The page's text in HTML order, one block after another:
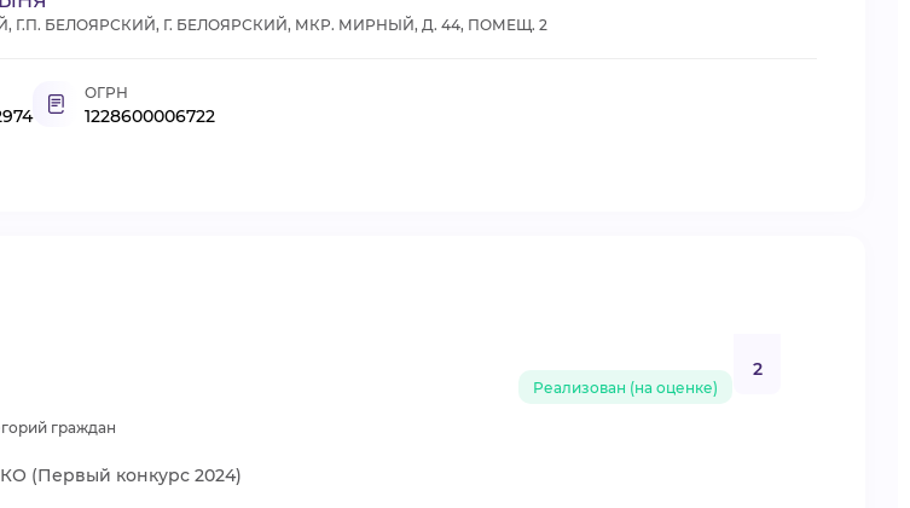
БЕЛОЯРСКИЙ, Г. БЕЛОЯРСКИЙ, МКР. МИРНЫЙ, Д. 44, ПОМЕЩ. 2
ОГРН
1228600006722
Реализован (на оценке)
2
граждан
(Первый конкурс 2024)